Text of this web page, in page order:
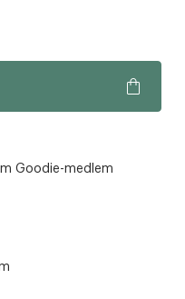
Goodie-medlem